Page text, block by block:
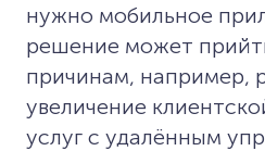
нужно мобильное
решение может
причинам, например,
увеличение
услуг с удалённым